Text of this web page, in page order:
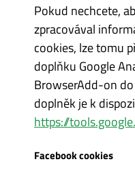
Pokud nechcete,
zpracovával
cookies, lze tomu
doplňku Google
BrowserAdd-on
doplněk je k
https://
Facebook cookies